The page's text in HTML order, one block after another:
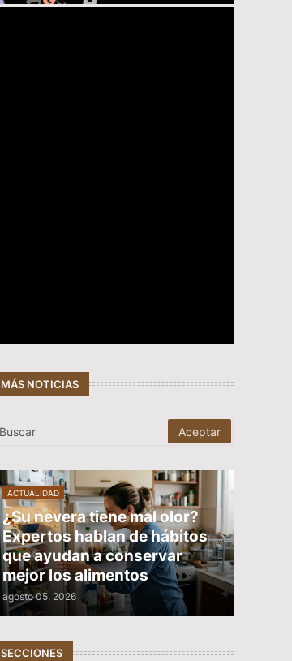
MÁS NOTICIAS
ACTUALIDAD
¿Su nevera tiene mal olor?
Expertos hablan de hábitos
que ayudan a conservar
mejor los alimentos
agosto 05, 2026
SECCIONES